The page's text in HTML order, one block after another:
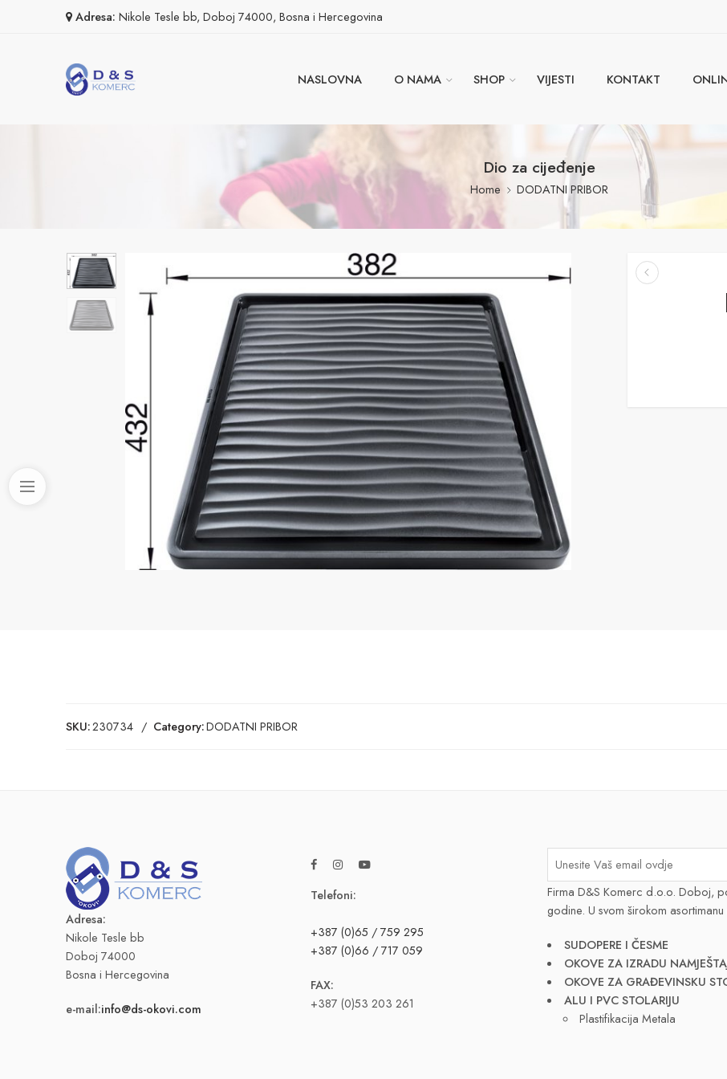
Adresa: Nikole Tesle bb, Doboj 74000, Bosna i Hercegovina
NASLOVNA O NAMA SHOP VIJESTI KONTAKT
Dio za cijeđenje
Home DODATNI PRIBOR
SKU:230734 Category:DODATNI PRIBOR
Adresa:
Nikole Tesle bb
Doboj 74000
Bosna i Hercegovina
e-mail:info@ds-okovi.com
Telefoni:
+387 (0)65 / 759 295
+387 (0)66 / 717 059
FAX:
+387 (0)53 203 261
Firma D&S Komerc d.o.o. Doboj,
godine. U svom širokom
SUDOPERE I ČESME
OKOVE ZA IZRADU
OKOVE ZA GRAĐEVINSKU
ALU I PVC STOLARIJU
Plastifikacija Metala